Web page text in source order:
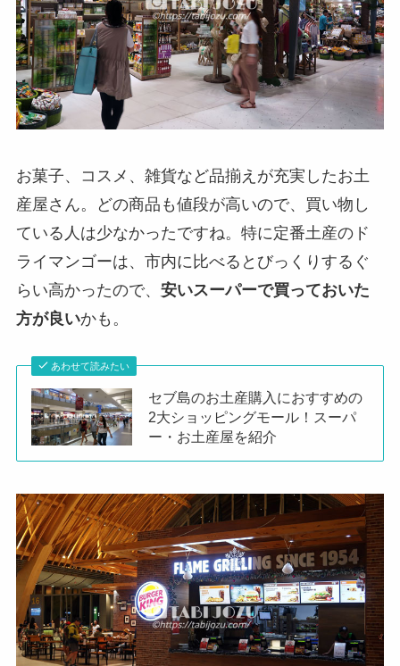
お菓子、コスメ、雑貨など品揃えが充実したお土
産屋さん。どの商品も値段が高いので、買い物し
ている人は少なかったですね。特に定番土産のド
ライマンゴーは、市内に比べるとびっくりするぐ
らい高かったので、 安いスーパーで買っておいた
方が良いかも。
あわせて読みたい
セブ島のお土産購入におすすめの
2大ショッピングモール！スーパ
ー・お土産屋を紹介